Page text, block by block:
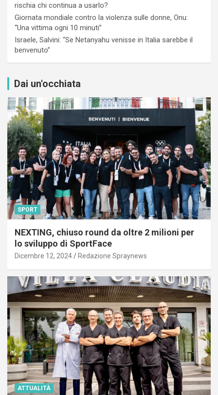
rischia chi continua a usarlo?
Giornata mondiale contro la violenza sulle donne, Onu:
“Una vittima ogni 10 minuti”
Israele, Salvini: “Se Netanyahu venisse in Italia sarebbe il
benvenuto”
Dai un'occhiata
SPORT
NEXTING, chiuso round da oltre 2 milioni per
lo sviluppo di SportFace
Dicembre 12, 2024 Redazione Spraynews
ATTUALITÀ